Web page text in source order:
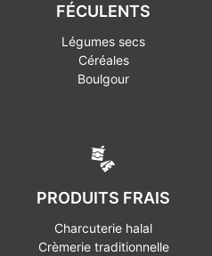
FÉCULENTS
Légumes secs
Céréales
Boulgour
PRODUITS FRAIS
Charcuterie halal
Crèmerie traditionnelle